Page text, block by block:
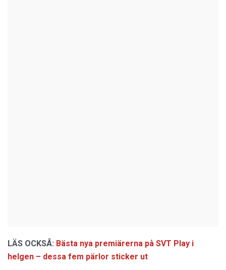
LÄS OCKSÅ: Bästa nya premiärerna på SVT Play i
helgen – dessa fem pärlor sticker ut